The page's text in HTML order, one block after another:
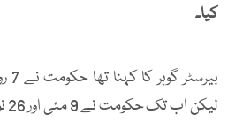
کیا۔